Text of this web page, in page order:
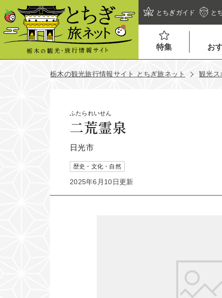
とちぎガイド と
特集 お
栃木の観光旅行情報サイト とちぎ旅ネット 観光ス
ふたられいせん
二荒霊泉
日光市
歴史・文化・自然
2025年6月10日更新